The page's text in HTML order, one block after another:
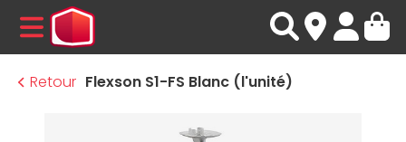
MENU
Retour Flexson S1-FS Blanc (l'unité)